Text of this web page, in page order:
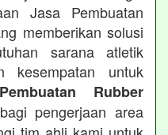
Jasa Pembuatan
memberikan solusi
sarana atletik
kesempatan untuk
Rubber
pengerjaan area